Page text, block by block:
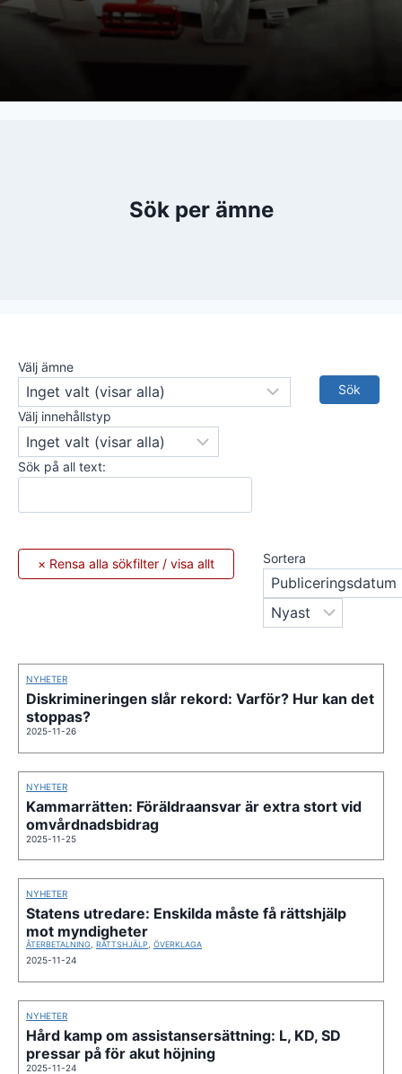
Sök per ämne
Välj ämne
Välj innehållstyp
Sök på all text:
Sortera
NYHETER
Diskrimineringen slår rekord: Varför? Hur kan det
stoppas?
2025-11-26
NYHETER
Kammarrätten: Föräldraansvar är extra stort vid
omvårdnadsbidrag
2025-11-25
NYHETER
Statens utredare: Enskilda måste få rättshjälp
mot myndigheter
ÅTERBETALNING, RÄTTSHJÄLP, ÖVERKLAGA
2025-11-24
NYHETER
Hård kamp om assistansersättning: L, KD, SD
pressar på för akut höjning
2025-11-24